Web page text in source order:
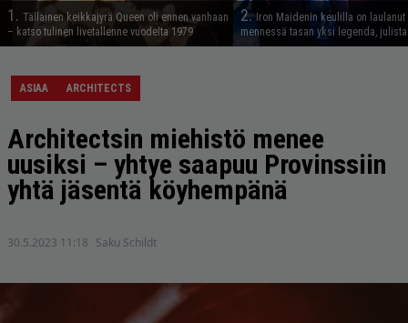
1. Tällainen keikkajyrä Queen oli ennen vanhaan
– katso tulinen livetallenne vuodelta 1979
2. Iron Maidenin keulilla on laulanut
mennessä tasan yksi legenda,
ASIAA ARCHITECTS
Architectsin miehistö menee
uusiksi – yhtye saapuu Provinssiin
yhtä jäsentä köyhempänä
30.5.2023 11:18 Saku Schildt